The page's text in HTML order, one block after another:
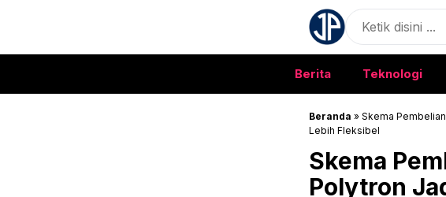
Search
Berita Teknologi
Beranda » Skema
Lebih Fleksibel
Skema
Polytron